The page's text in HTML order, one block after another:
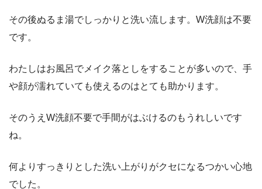
その後ぬるま湯でしっかりと洗い流します。W洗顔は不要
です。
わたしはお風呂でメイク落としをすることが多いので、手
や顔が濡れていても使えるのはとても助かります。
そのうえW洗顔不要で手間がはぶけるのもうれしいです
ね。
何よりすっきりとした洗い上がりがクセになるつかい心地
でした。